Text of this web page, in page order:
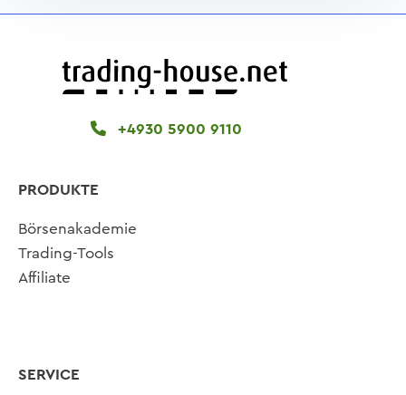
+4930 5900 9110
PRODUKTE
Börsenakademie
Trading-Tools
Affiliate
SERVICE